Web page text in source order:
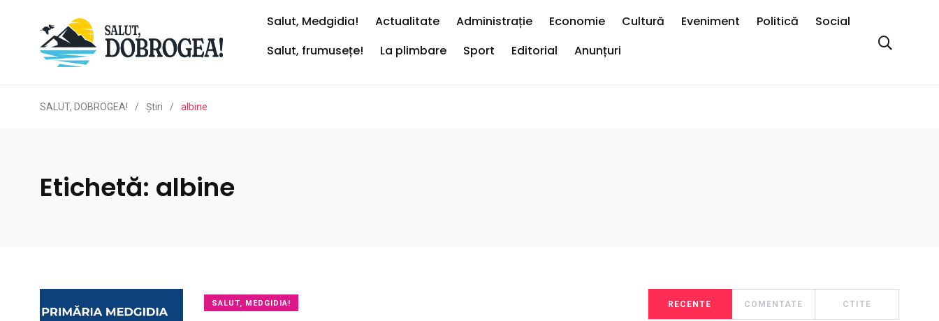
Salut, Medgidia! Actualitate Administrație Economie Cultură Eveniment Politică
Social
Salut, frumusețe!
La plimbare Sport Editorial Anunțuri
SALUT, DOBROGEA! / Ştiri / albine
Etichetă: albine
SALUT, MEDGIDIA! RECENTE COMENTATE CTITE